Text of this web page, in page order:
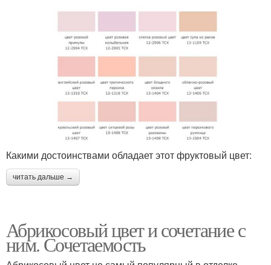
Какими достоинствами обладает этот фруктовый цвет:
читать дальше →
Абрикосовый цвет и сочетание с
ним. Сочетаемость